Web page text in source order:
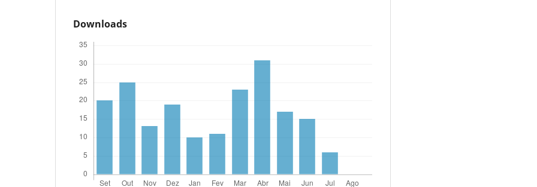
Downloads